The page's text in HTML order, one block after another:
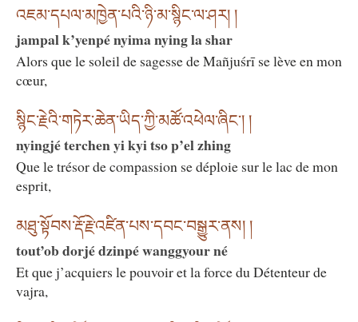
འཇམ་དཔལ་མཁྱེན་པའི་ཉི་མ་སྙིང་ལ་ཤར། །
jampal k’yenpé nyima nying la shar
Alors que le soleil de sagesse de Mañjuśrī se lève en mon
cœur,
སྙིང་རྗེའི་གཏེར་ཆེན་ཡིད་ཀྱི་མཚོ་འཕེལ་ཞིང་། །
nyingjé terchen yi kyi tso p’el zhing
Que le trésor de compassion se déploie sur le lac de mon
esprit,
མཐུ་སྟོབས་རྡོ་རྗེ་འཛིན་པས་དབང་བསྒྱུར་ནས། །
tout’ob dorjé dzinpé wanggyour né
Et que j’acquiers le pouvoir et la force du Détenteur de
vajra,